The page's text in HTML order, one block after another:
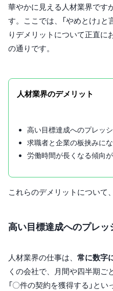
華やかに見える人材業界です
す。ここでは、「やめとけ」
りデメリットについて正直に
の通りです。
人材業界のデメリット
高い目標達成へのプレッ
求職者と企業の板挟みに
労働時間が長くなる傾向
これらのデメリットについて
高い目標達成へのプレッ
人材業界の仕事は、 常に数字
くの会社で、月間や四半期ご
「〇件の契約を獲得する」と